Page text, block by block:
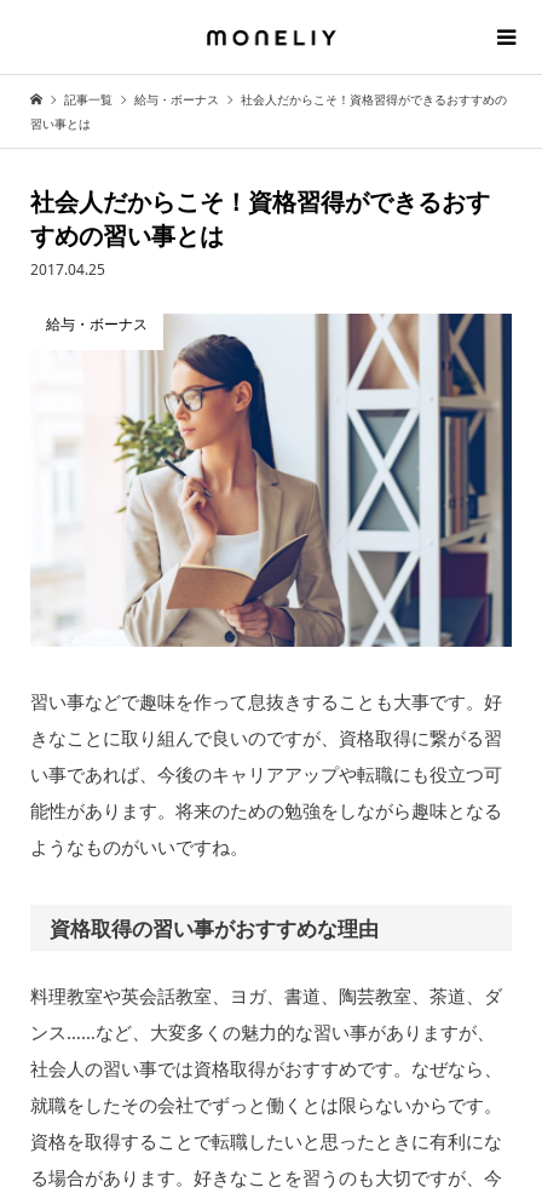
記事一覧 給与・ボーナス
社会人だからこそ！資格習得ができるおすすめの
習い事とは
社会人だからこそ！資格習得ができるおす
すめの習い事とは
2017.04.25
給与・ボーナス
習い事などで趣味を作って息抜きすることも大事です。好
きなことに取り組んで良いのですが、資格取得に繋がる習
い事であれば、今後のキャリアアップや転職にも役立つ可
能性があります。将来のための勉強をしながら趣味となる
ようなものがいいですね。
資格取得の習い事がおすすめな理由
料理教室や英会話教室、ヨガ、書道、陶芸教室、茶道、ダ
ンス……など、大変多くの魅力的な習い事がありますが、
社会人の習い事では資格取得がおすすめです。なぜなら、
就職をしたその会社でずっと働くとは限らないからです。
資格を取得することで転職したいと思ったときに有利にな
る場合があります。好きなことを習うのも大切ですが、今